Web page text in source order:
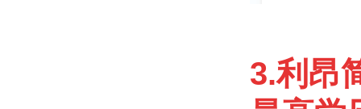
3.利昂